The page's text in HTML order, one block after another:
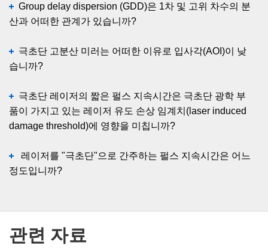
Group delay dispersion (GDD)은 1차 및 고위 차수의 분
산과 어떠한 관계가 있습니까?
극초단 고분산 미러는 어떠한 이유로 입사각(AOI)이 낮
습니까?
극초단 레이저의 짧은 펄스 지속시간은 극초단 광학 부
품이 가지고 있는 레이저 유도 손상 임계치(laser induced
damage threshold)에 영향을 미칩니까?
레이저를 "극초단"으로 간주하는 펄스 지속시간은 어느
정도입니까?
관련 자료